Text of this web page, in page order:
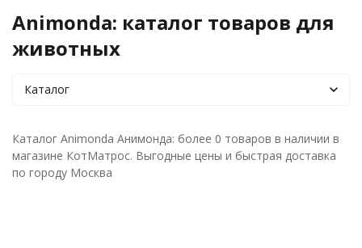
Animonda: каталог товаров для
животных
Каталог
Каталог Animonda Анимонда: более 0 товаров в наличии в
магазине КотМатрос. Выгодные цены и быстрая доставка
по городу Москва